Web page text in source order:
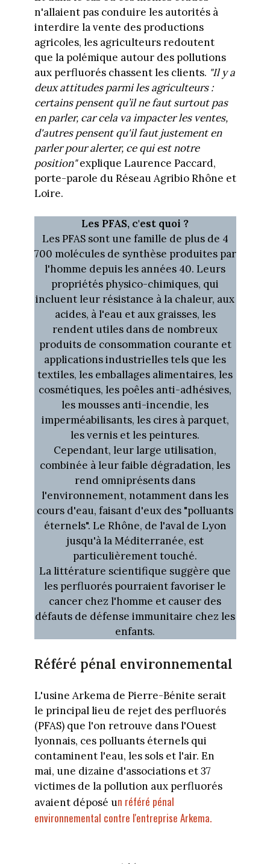
n'allaient pas conduire les autorités à
interdire la vente des productions
agricoles, les agriculteurs redoutent
que la polémique autour des pollutions
aux perfluorés chassent les clients. "Il y a
deux attitudes parmi les agriculteurs :
certains pensent qu’il ne faut surtout pas
en parler, car cela va impacter les ventes,
d'autres pensent qu'il faut justement en
parler pour alerter, ce qui est notre
position"explique Laurence Paccard,
porte-parole du Réseau Agribio Rhône et
Loire.
Les PFAS, c'est quoi ?
Les PFAS sont une famille de plus de 4
700 molécules de synthèse produites par
l'homme depuis les années 40. Leurs
propriétés physico-chimiques, qui
incluent leur résistance à la chaleur, aux
acides, à l'eau et aux graisses, les
rendent utiles dans de nombreux
produits de consommation courante et
applications industrielles tels que les
textiles, les emballages alimentaires, les
cosmétiques, les poêles anti-adhésives,
les mousses anti-incendie, les
imperméabilisants, les cires à parquet,
les vernis et les peintures.
Cependant, leur large utilisation,
combinée à leur faible dégradation, les
rend omniprésents dans
l'environnement, notamment dans les
cours d'eau, faisant d'eux des "polluants
éternels". Le Rhône, de l'aval de Lyon
jusqu'à la Méditerranée, est
particulièrement touché.
La littérature scientifique suggère que
les perfluorés pourraient favoriser le
cancer chez l'homme et causer des
défauts de défense immunitaire chez les
enfants.
Référé pénal environnemental
L'usine Arkema de Pierre-Bénite serait
le principal lieu de rejet des perfluorés
(PFAS) que l'on retrouve dans l'Ouest
lyonnais, ces polluants éternels qui
contaminent l'eau, les sols et l'air. En
mai, une dizaine d'associations et 37
victimes de la pollution aux perfluorés
avaient déposé un référé pénal
environnemental contre l'entreprise Arkema.